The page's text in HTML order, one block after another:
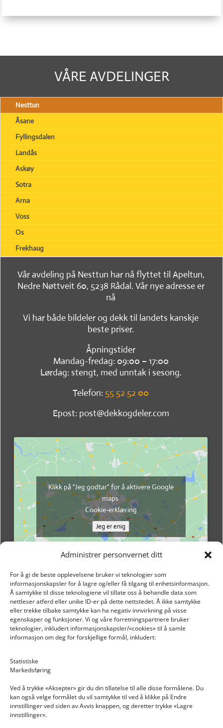
Administrer personvernet ditt
For å gi de beste opplevelsene bruker vi teknologier som
informasjonskapsler for å lagre og/eller få tilgang til enhetsinformasjon.
Å samtykke til disse teknologiene vil tillate oss å behandle data som
nettleser atferd eller unike ID-er på dette nettstedet. Å ikke samtykke
eller trekke tilbake samtykke kan ha negativ innvirkning på visse
egenskaper og funksjoner. Vi og våre forretningspartnere bruker
teknologier, inkludert informasjonskapsler/«cookies» til å samle
informasjon om deg for forskjellige formål, inkludert:
Statistiske
Markedsføring
Ved å trykke «Aksepter» gir du din tillatelse til alle disse formålene. Du
kan også velge formålet du vil samtykke til ved å klikke på Endre
innstillinger ved siden av Avvis knappen, og deretter trykke «Lagre
innstillinger».
VÅRE AVDELINGER
Nesttun
Åsane
Fyllingsdalen
Landås
Askøy
Sotra
Arna
Voss
Os
Frekhaug
Vår avdeling på Nesttun har nå flyttet til Apeltun,
Nedre Nøttveit 60, 5238 Rådal. Vår nye adresse er
nå
Vi har både bildeler og dekk til landets kanskje
beste priser.
Åpningstider
Mandag-fredag: 09:00 – 17:00
Lørdag: stengt, med unntak i sesong.
Telefon: 55 52 52 00
Epost: post@dekkogdeler.com
Klikk på "Jeg godtar" for å aktivere Google
maps
Cookie-erklæring
Jeg er enig